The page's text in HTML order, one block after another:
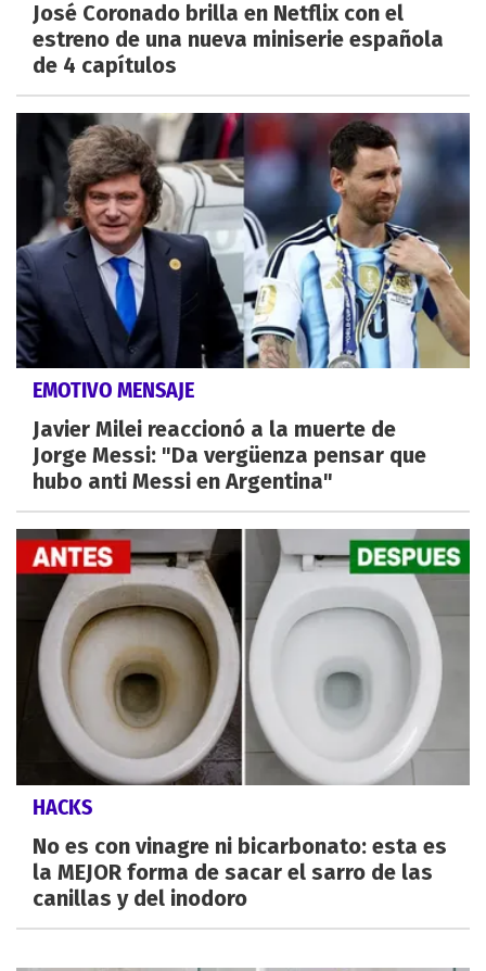
José Coronado brilla en Netflix con el
estreno de una nueva miniserie española
de 4 capítulos
EMOTIVO MENSAJE
Javier Milei reaccionó a la muerte de
Jorge Messi: "Da vergüenza pensar que
hubo anti Messi en Argentina"
HACKS
No es con vinagre ni bicarbonato: esta es
la MEJOR forma de sacar el sarro de las
canillas y del inodoro